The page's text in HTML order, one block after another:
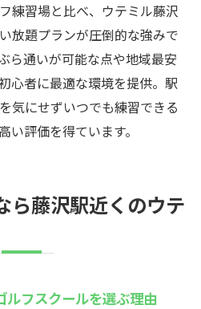
練習場と比べ、ウテミル藤沢
放題プランが圧倒的な強みで
ら通いが可能な点や地域最安
心者に最適な環境を提供。駅
気にせずいつでも練習できる
い評価を得ています。
ら藤沢駅近くのウテ
ルフスクールを選ぶ理由